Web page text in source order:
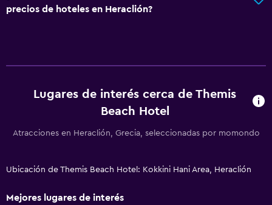
precios de hoteles en Heraclión?
Lugares de interés cerca de Themis
Beach Hotel
Atracciones en Heraclión, Grecia, seleccionadas por momondo
Ubicación de Themis Beach Hotel: Kokkini Hani Area, Heraclión
Mejores lugares de interés